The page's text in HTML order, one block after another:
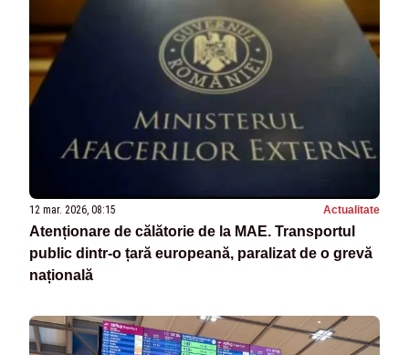
12 mar. 2026, 08:15 Actualitate
Atenționare de călătorie de la MAE. Transportul
public dintr-o țară europeană, paralizat de o grevă
națională